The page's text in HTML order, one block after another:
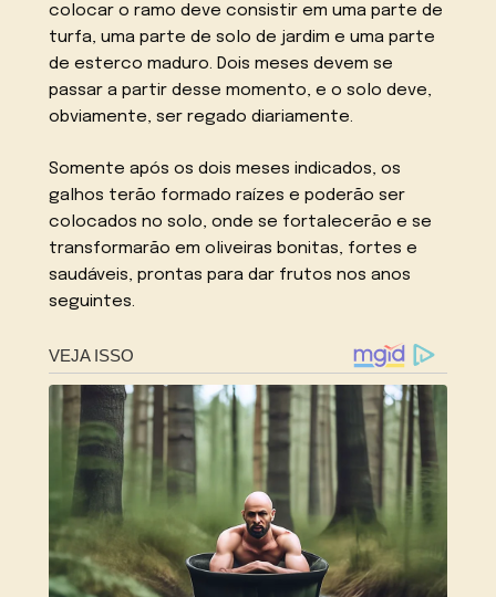
colocar o ramo deve consistir em uma parte de
turfa, uma parte de solo de jardim e uma parte
de esterco maduro. Dois meses devem se
passar a partir desse momento, e o solo deve,
obviamente, ser regado diariamente.
Somente após os dois meses indicados, os
galhos terão formado raízes e poderão ser
colocados no solo, onde se fortalecerão e se
transformarão em oliveiras bonitas, fortes e
saudáveis, prontas para dar frutos nos anos
seguintes.